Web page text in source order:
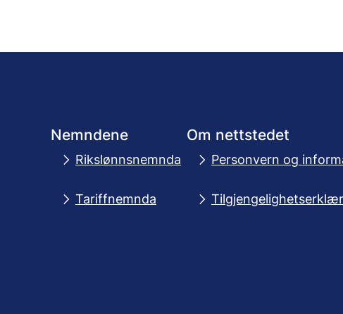
Nemndene
Rikslønnsnemnda
Tariffnemnda
Om nettstedet
Personvern og